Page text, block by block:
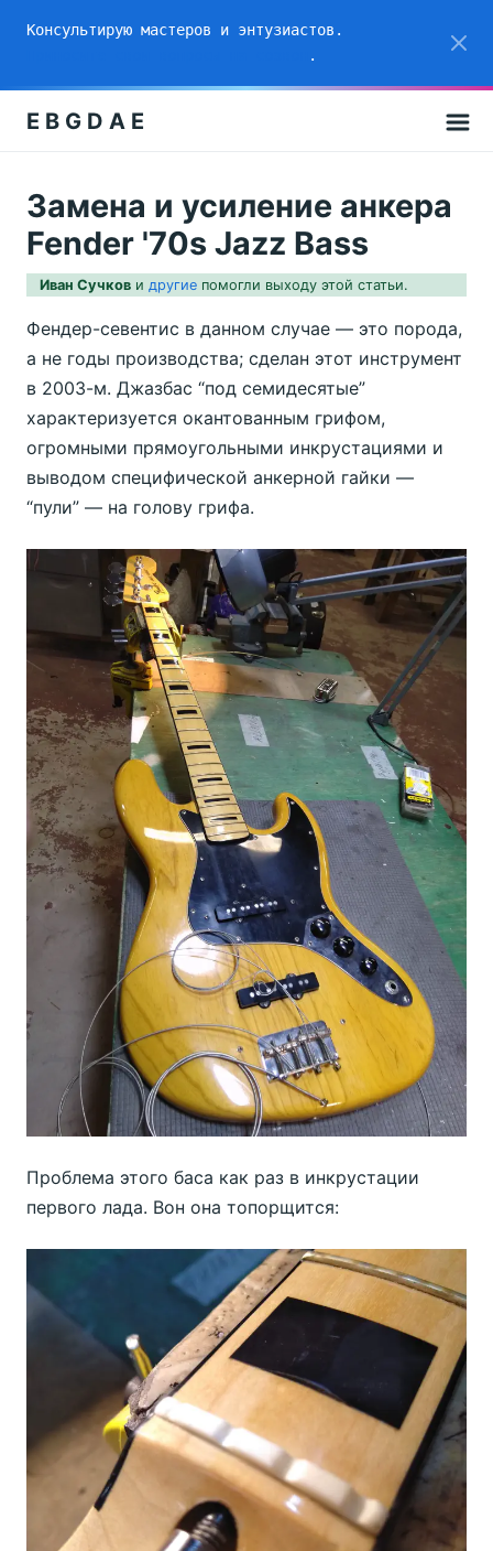
Консультирую мастеров и энтузиастов.
.
E B G D A E
Замена и усиление анкера
Fender '70s Jazz Bass
Иван Сучков и другие помогли выходу этой статьи.
Фендер-севентис в данном случае — это порода,
а не годы производства; сделан этот инструмент
в 2003-м. Джазбас “под семидесятые”
характеризуется окантованным грифом,
огромными прямоугольными инкрустациями и
выводом специфической анкерной гайки —
“пули” — на голову грифа.
Проблема этого баса как раз в инкрустации
первого лада. Вон она топорщится: